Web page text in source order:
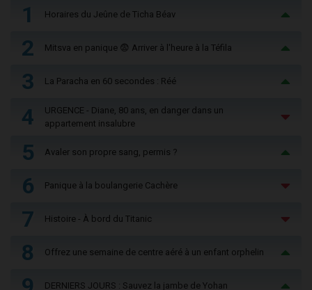
1 Horaires du Jeûne de Ticha Béav
2 Mitsva en panique 😨 Arriver à l'heure à la Téfila
3 La Paracha en 60 secondes : Réé
4
URGENCE - Diane, 80 ans, en danger dans un
appartement insalubre
5 Avaler son propre sang, permis ?
6 Panique à la boulangerie Cachère
7 Histoire - À bord du Titanic
8 Offrez une semaine de centre aéré à un enfant orphelin
DERNIERS JOURS : Sauvez la jambe de Yohan